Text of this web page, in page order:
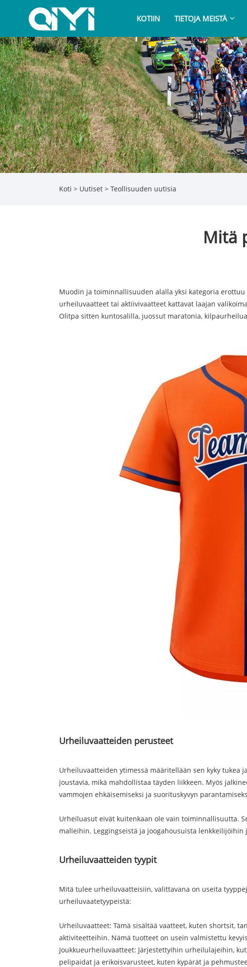
KOTIIN TIETOJA MEISTÄ
Koti > Uutiset > Teollisuuden uutisia
Mitä
Muodin ja toiminnallisuuden alalla yksi kategoria
urheiluvaatteet tai aktiivivaatteet kattavat laajan
Olitpa sitten kuntosalilla, juossut maratonia,
Urheiluvaatteiden perusteet
Urheiluvaatteiden ytimessä määritellään sen kyky tukea
joustavia, mikä mahdollistaa täyden liikkeen. Myös
vammojen ehkäisemiseksi ja suorituskyvyn
Urheiluasut eivät kuitenkaan ole vain toiminnallisuutta.
malleihin. Leggingseistä ja joogahousuista
Urheiluvaatteiden tyypit
Mitä tulee urheiluvaatteisiin, valittavana on useita
urheiluvaatetyypeistä:
Urheiluvaatteet: Tämä sisältää vaatteet, kuten shortsit,
aktiviteetteihin. Nämä tuotteet on usein valmistettu
Joukkueurheiluvaatteet: Järjestettyihin urheilulajeihin,
pelipaidat ja erikoisvarusteet, kuten kypärät ja